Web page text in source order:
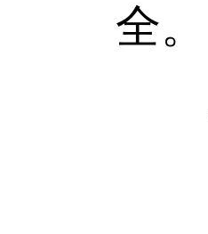
全。
（